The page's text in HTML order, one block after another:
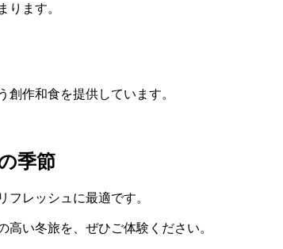
ります。
作和食を提供しています。
季節
レッシュに最適です。
い冬旅を、ぜひご体験ください。